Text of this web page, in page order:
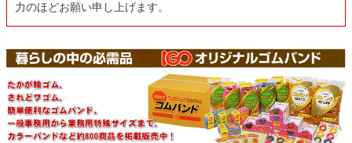
力のほどお願い申し上げます。